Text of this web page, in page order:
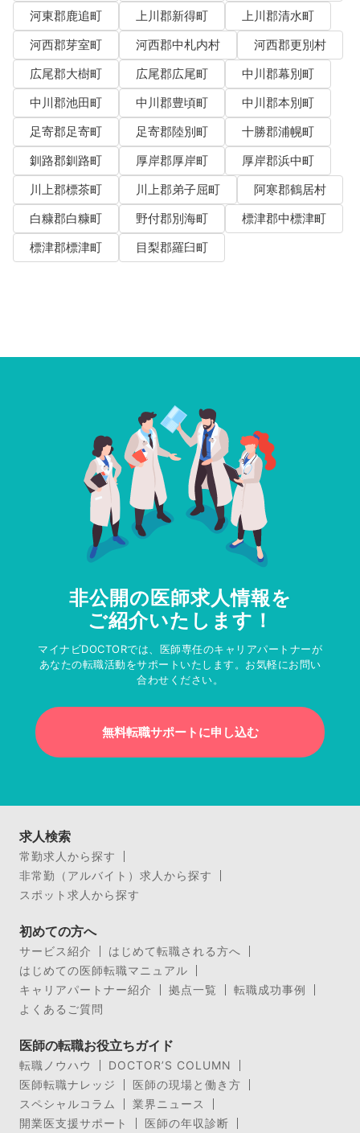
河東郡鹿追町
上川郡新得町
上川郡清水町
河西郡芽室町
河西郡中札内村
河西郡更別村
広尾郡大樹町
広尾郡広尾町
中川郡幕別町
中川郡池田町
中川郡豊頃町
中川郡本別町
足寄郡足寄町
足寄郡陸別町
十勝郡浦幌町
釧路郡釧路町
厚岸郡厚岸町
厚岸郡浜中町
川上郡標茶町
川上郡弟子屈町
阿寒郡鶴居村
白糠郡白糠町
野付郡別海町
標津郡中標津町
標津郡標津町
目梨郡羅臼町
非公開の医師求人情報を
ご紹介いたします！
マイナビDOCTORでは、医師専任のキャリアパートナーが
あなたの転職活動をサポートいたします。お気軽にお問い
合わせください。
無料転職サポートに申し込む
求人検索
常勤求人から探す
非常勤（アルバイト）求人から探す
スポット求人から探す
初めての方へ
サービス紹介
はじめて転職される方へ
はじめての医師転職マニュアル
キャリアパートナー紹介
拠点一覧
転職成功事例
よくあるご質問
医師の転職お役立ちガイド
転職ノウハウ
DOCTOR’S COLUMN
医師転職ナレッジ
医師の現場と働き方
スペシャルコラム
業界ニュース
開業医支援サポート
医師の年収診断